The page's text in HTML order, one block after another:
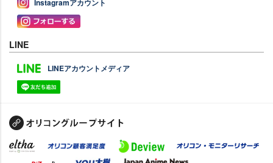
Instagramアカウント
LINE
LINEアカウントメディア